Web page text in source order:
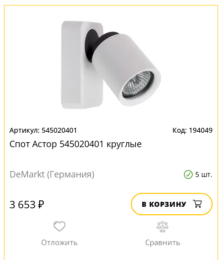
545020401 194049
Спот Астор 545020401 круглые
DeMarkt (Германия) 5 шт.
3 653 ₽ В КОРЗИНУ